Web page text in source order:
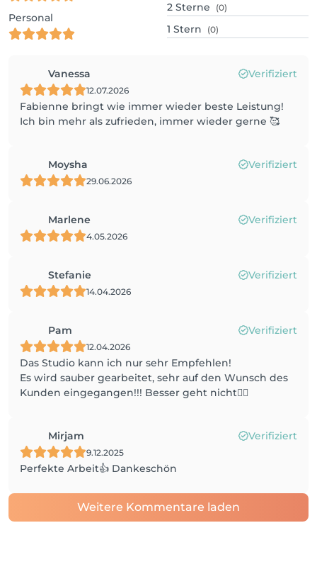
Personal
2 Sterne (0)
1 Stern (0)
Vanessa Verifiziert
12.07.2026
Fabienne bringt wie immer wieder beste Leistung!
Ich bin mehr als zufrieden, immer wieder gerne 🥰
Moysha Verifiziert
29.06.2026
Marlene Verifiziert
4.05.2026
Stefanie Verifiziert
14.04.2026
Pam Verifiziert
12.04.2026
Das Studio kann ich nur sehr Empfehlen!
Es wird sauber gearbeitet, sehr auf den Wunsch des
Kunden eingegangen!!! Besser geht nicht👌🏼
Mirjam Verifiziert
9.12.2025
Perfekte Arbeit👍 Dankeschön
Weitere Kommentare laden